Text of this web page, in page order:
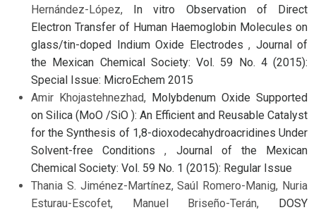
Hernández-López, In vitro Observation of Direct
Electron Transfer of Human Haemoglobin Molecules on
glass/tin-doped Indium Oxide Electrodes , Journal of
the Mexican Chemical Society: Vol. 59 No. 4 (2015):
Special Issue: MicroEchem 2015
Amir Khojastehnezhad, Molybdenum Oxide Supported
on Silica (MoO /SiO ): An Efficient and Reusable Catalyst
for the Synthesis of 1,8-dioxodecahydroacridines Under
Solvent-free Conditions, Journal of the Mexican
Chemical Society: Vol. 59 No. 1 (2015): Regular Issue
Thania S. Jiménez-Martínez, Saúl Romero-Manig, Nuria
Esturau-Escofet, Manuel Briseño-Terán, DOSY